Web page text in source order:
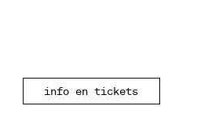
info en tickets